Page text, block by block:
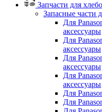
Запчасти для
Запасные части
Для
аксессуары
Для
аксессуары
Для
аксессуары
Для
аксессуары
Для
Для